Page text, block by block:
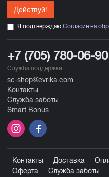
Действуй!
Я подтверждаю Согласие на
+7 (705) 780-06-90
Служба поддержки
sc-shop@evrika.com
Контакты
Служба заботы
Smart Bonus
Контакты Доставка
Оферта
Служба заботы